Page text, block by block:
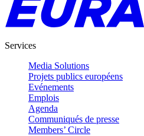
Services
Media Solutions
Projets publics européens
Evénements
Emplois
Agenda
Communiqués de presse
Members’ Circle